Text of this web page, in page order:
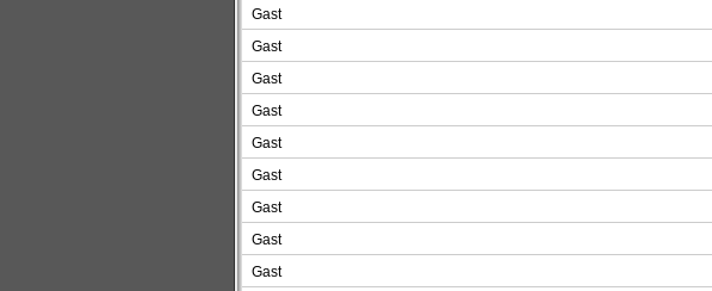
Gast
Gast
Gast
Gast
Gast
Gast
Gast
Gast
Gast